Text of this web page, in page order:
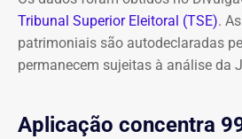
Tribunal Superior Eleitoral (TSE).
patrimoniais são autodeclaradas
permanecem sujeitas à análise da
Aplicação concentra